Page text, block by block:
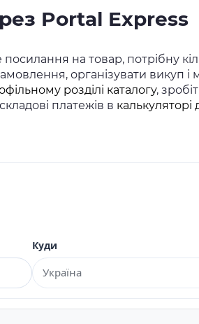
Portal Express
на товар, потрібну
організувати викуп
розділі каталогу,
платежів в калькуляторі
Куди